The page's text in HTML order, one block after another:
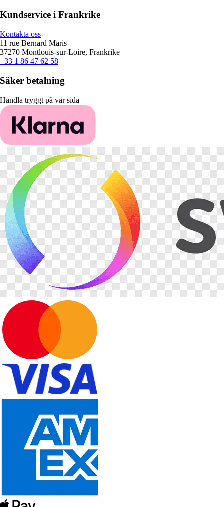
Kundservice i Frankrike
Kontakta oss
11 rue Bernard Maris
37270 Montlouis-sur-Loire, Frankrike
+33 1 86 47 62 58
Säker betalning
Handla tryggt på vår sida